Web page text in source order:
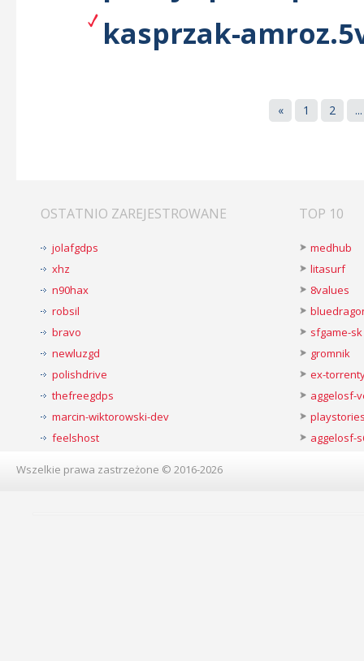
kasprzak-
« 1 2 ...
OSTATNIO ZAREJESTROWANE
jolafgdps
xhz
n90hax
robsil
bravo
newluzgd
polishdrive
thefreegdps
marcin-wiktorowski-dev
feelshost
TOP 10
medhub
litasurf
8values
sfgame-sk
gromnik
ex-
aggelosf-
aggelosf-
Wszelkie prawa zastrzeżone © 2016-2026